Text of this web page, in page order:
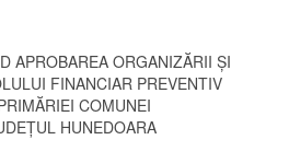
APROBAREA ORGANIZĂRII ȘI
FINANCIAR PREVENTIV
COMUNEI
HUNEDOARA